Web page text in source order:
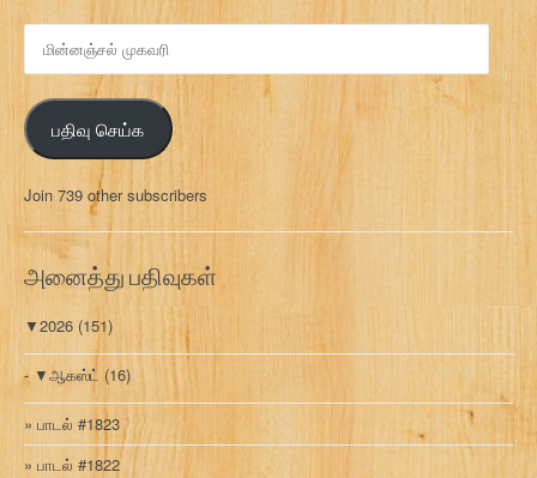
ன
ஞ்
ச
ல்
க
வ
பதிவு செய்க
Join 739 other subscribers
அனைத்து பதிவுகள்
▼2026 (151)
▼ஆகஸ்ட் (16)
பாடல் #1823
பாடல் #1822